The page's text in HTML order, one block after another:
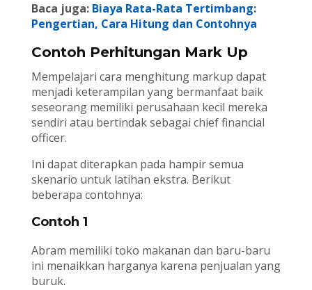
Baca juga: Biaya Rata-Rata Tertimbang:
Pengertian, Cara Hitung dan Contohnya
Contoh Perhitungan Mark Up
Mempelajari cara menghitung markup dapat
menjadi keterampilan yang bermanfaat baik
seseorang memiliki perusahaan kecil mereka
sendiri atau bertindak sebagai chief financial
officer.
Ini dapat diterapkan pada hampir semua
skenario untuk latihan ekstra. Berikut
beberapa contohnya:
Contoh 1
Abram memiliki toko makanan dan baru-baru
ini menaikkan harganya karena penjualan yang
buruk.